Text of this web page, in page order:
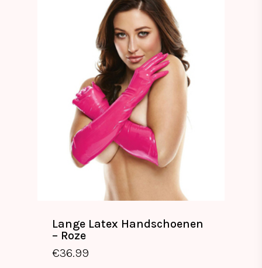
Lange Latex Handschoenen
– Roze
€36.99